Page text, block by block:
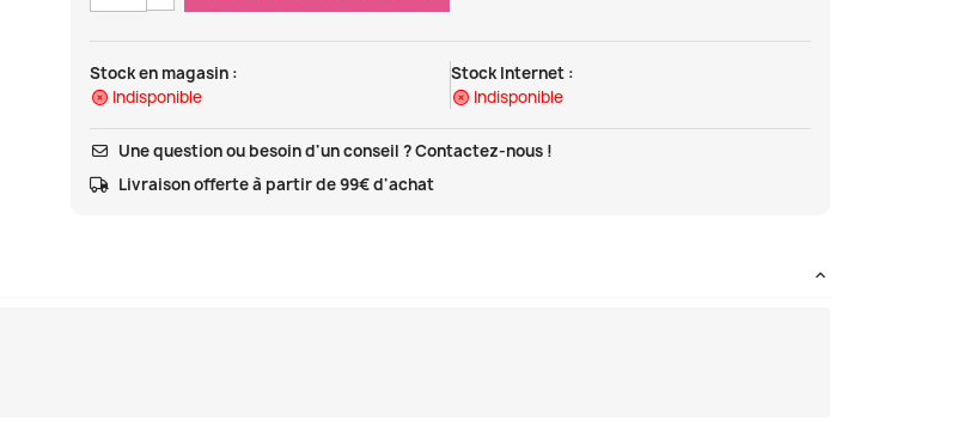
Stock en magasin :
Indisponible
Stock Internet :
Indisponible
Une question ou besoin d'un conseil ? Contactez-nous !
Livraison offerte à partir de 99€ d'achat